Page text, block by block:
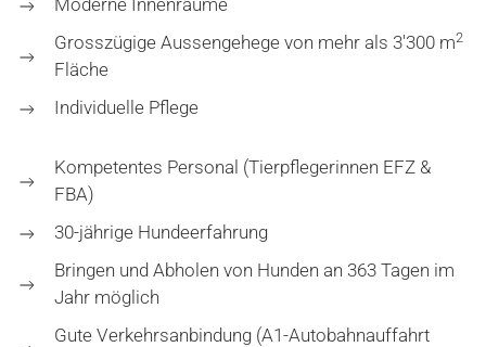
Moderne Innenräume
Grosszügige Aussengehege von mehr als 3'300 m2
Fläche
Individuelle Pflege
Kompetentes Personal (Tierpflegerinnen EFZ &
FBA)
30-jährige Hundeerfahrung
Bringen und Abholen von Hunden an 363 Tagen im
Jahr möglich
Gute Verkehrsanbindung (A1-Autobahnauffahrt